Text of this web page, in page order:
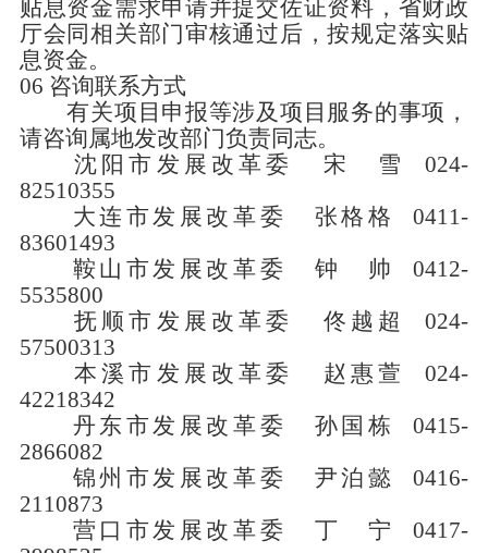
贴息资金需求申请并提交佐证资料，省财政
厅会同相关部门审核通过后，按规定落实贴
息资金。
06 咨询联系方式
有关项目申报等涉及项目服务的事项，
请咨询属地发改部门负责同志。
沈阳市发展改革委
宋 雪
024-
82510355
大连市发展改革委
张格格
0411-
83601493
鞍山市发展改革委
钟 帅
0412-
5535800
抚顺市发展改革委
佟越超
024-
57500313
本溪市发展改革委
赵惠萱
024-
42218342
丹东市发展改革委
孙国栋
0415-
2866082
锦州市发展改革委
尹泊懿
0416-
2110873
营口市发展改革委
丁 宁
0417-